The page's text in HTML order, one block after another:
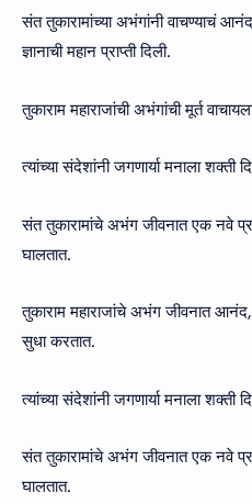
संत तुकारामांच्या अभंगांनी वाचण्याचं
ज्ञानाची महान प्राप्ती दिली.
तुकाराम महाराजांची अभंगांची मूर्त
त्यांच्या संदेशांनी जगणार्या मनाला
संत तुकारामांचे अभंग जीवनात एक नवे
घालतात.
तुकाराम महाराजांचे अभंग जीवनात
सुधा करतात.
त्यांच्या संदेशांनी जगणार्या मनाला
संत तुकारामांचे अभंग जीवनात एक नवे
घालतात.